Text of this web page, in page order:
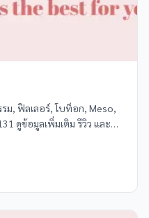
รม, ฟิลเลอร์, โบท็อก, Meso,
ดูข้อมูลเพิ่มเติม รีวิว และ